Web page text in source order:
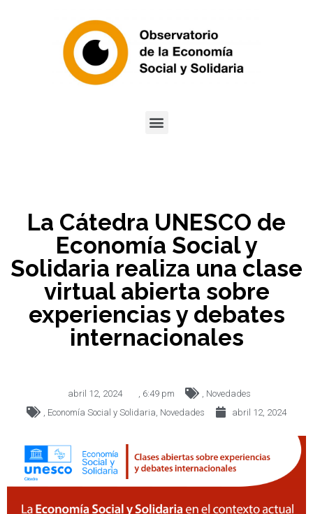
La Cátedra UNESCO de
Economía Social y
Solidaria realiza una clase
virtual abierta sobre
experiencias y debates
internacionales
abril 12, 2024 6:49 pm
Novedades
Economía Social y Solidaria Novedades abril 12, 2024